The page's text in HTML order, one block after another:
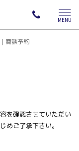
MENU
商談予約
を確認させていただい
めご了承下さい。